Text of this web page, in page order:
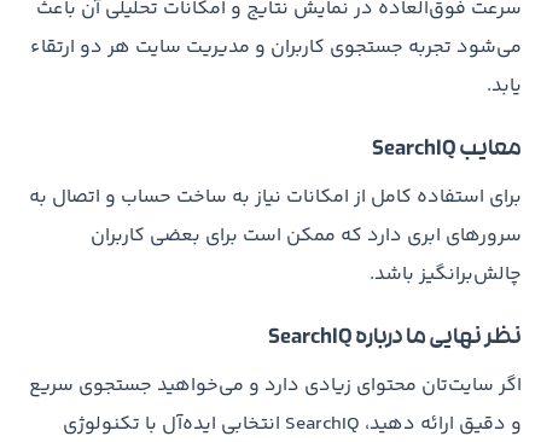
سرعت فوق‌العاده در نمایش نتایج و امکانات تحلیلی آن باعث
می‌شود تجربه جستجوی کاربران و مدیریت سایت هر دو ارتقاء
یابد.
معایب SearchIQ
برای استفاده کامل از امکانات نیاز به ساخت حساب و اتصال به
سرورهای ابری دارد که ممکن است برای بعضی کاربران
چالش‌برانگیز باشد.
نظر نهایی ما درباره SearchIQ
اگر سایت‌تان محتوای زیادی دارد و می‌خواهید جستجوی سریع
و دقیق ارائه دهید، SearchIQ انتخابی ایده‌آل با تکنولوژی